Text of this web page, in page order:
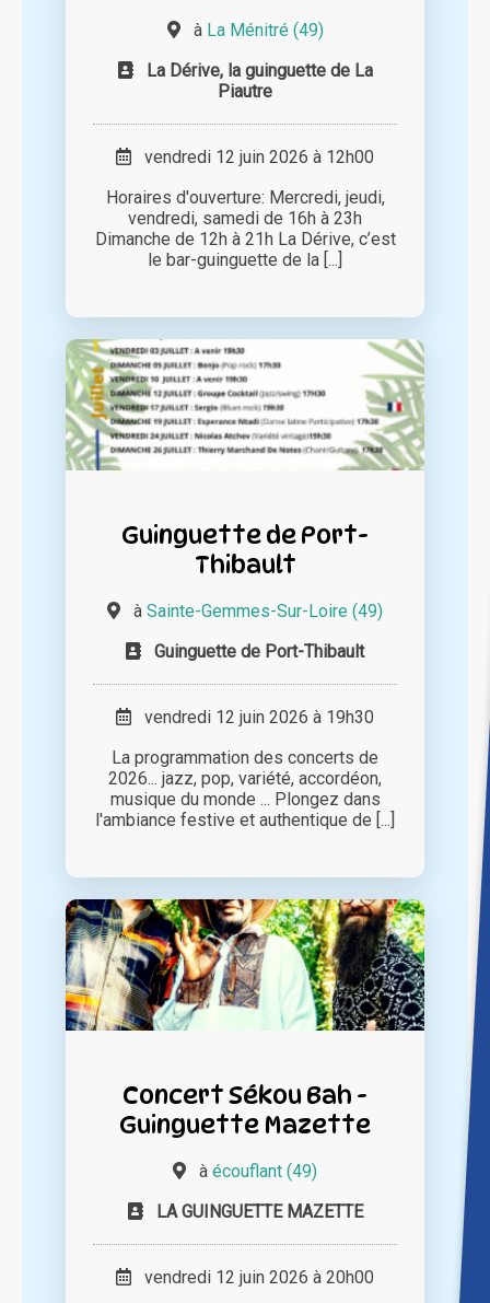
à La Ménitré (49)
La Dérive, la guinguette de La
Piautre
vendredi 12 juin 2026 à 12h00
Horaires d'ouverture: Mercredi, jeudi,
vendredi, samedi de 16h à 23h
Dimanche de 12h à 21h La Dérive, c’est
le bar-guinguette de la [...]
Guinguette de Port-
Thibault
à Sainte-Gemmes-Sur-Loire (49)
Guinguette de Port-Thibault
vendredi 12 juin 2026 à 19h30
La programmation des concerts de
2026... jazz, pop, variété, accordéon,
musique du monde ... Plongez dans
l'ambiance festive et authentique de [...]
Concert Sékou Bah -
Guinguette Mazette
à écouflant (49)
LA GUINGUETTE MAZETTE
vendredi 12 juin 2026 à 20h00